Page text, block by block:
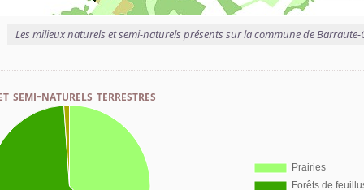
Les milieux naturels et semi-naturels présents sur la commune de Barraute-
semi-naturels terrestres